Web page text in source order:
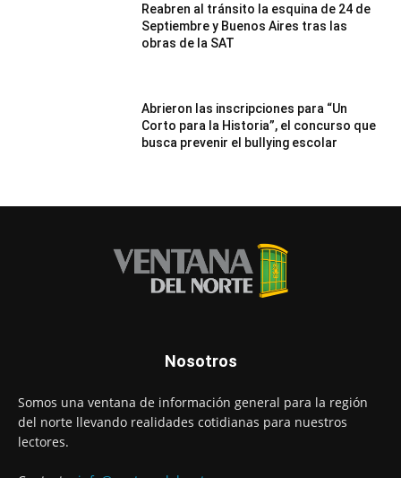
Reabren al tránsito la esquina de 24 de
Septiembre y Buenos Aires tras las
obras de la SAT
Abrieron las inscripciones para “Un
Corto para la Historia”, el concurso que
busca prevenir el bullying escolar
Nosotros
Somos una ventana de información general para la región
del norte llevando realidades cotidianas para nuestros
lectores.